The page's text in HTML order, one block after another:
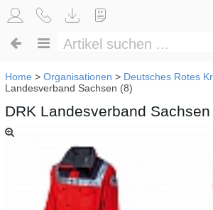
Home > Organisationen > Deutsches Rotes
Landesverband Sachsen (8)
DRK Landesverband Sachsen